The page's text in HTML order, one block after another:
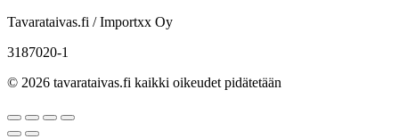
Tavarataivas.fi / Importxx Oy
3187020-1
© 2026 tavarataivas.fi kaikki oikeudet pidätetään